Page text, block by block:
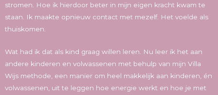
stromen. Hoe ik hierdoor beter in mijn eigen kracht kwam te
staan. Ik maakte opnieuw contact met mezelf. Het voelde als
thuiskomen.
Wat had ik dat als kind graag willen leren. Nu leer ik het aan
andere kinderen en volwassenen met behulp van mijn Villa
Wijs methode, een manier om heel makkelijk aan kinderen, én
volwassenen, uit te leggen hoe energie werkt en hoe je met